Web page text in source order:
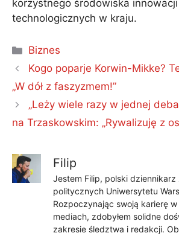
korzystnego środowiska
technologicznych w kraju.
Kategorie
Biznes
Kogo poparje Korwin-Mikke?
„W dół z faszyzmem!”
„Leży wiele razy w jednej
na Trzaskowskim: „Rywalizuję z
Filip
Jestem Filip, polski
politycznych Uniwersytetu
Rozpoczynając swoją karierę
mediach, zdobyłem solidne
zakresie śledztwa i redakcji.